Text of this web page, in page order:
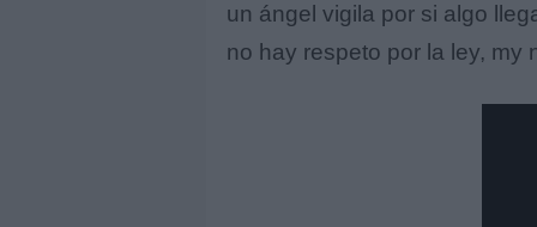
un ángel vigila por si algo
no hay respeto por la ley, my